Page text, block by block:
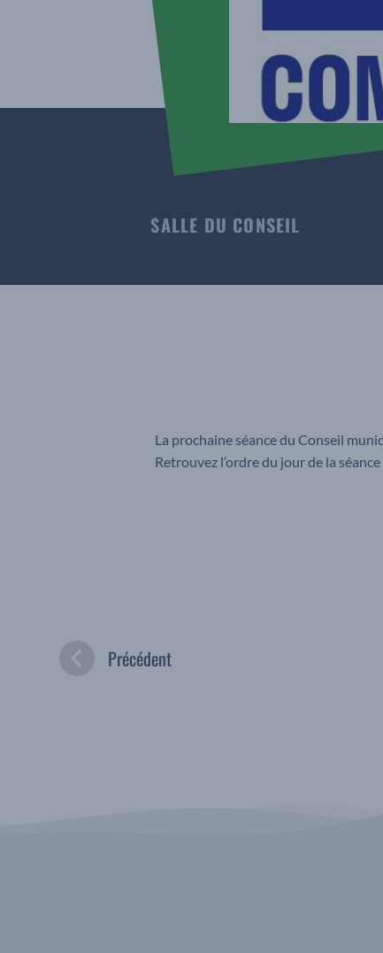
SALLE DU CONSEIL
La prochaine séance du Conseil
Retrouvez l’ordre du jour de la
Précédent